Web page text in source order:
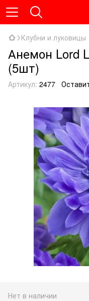
Клубни и луковицы
Анемон Lord
(5шт)
Артикул: 2477
Нет в наличии